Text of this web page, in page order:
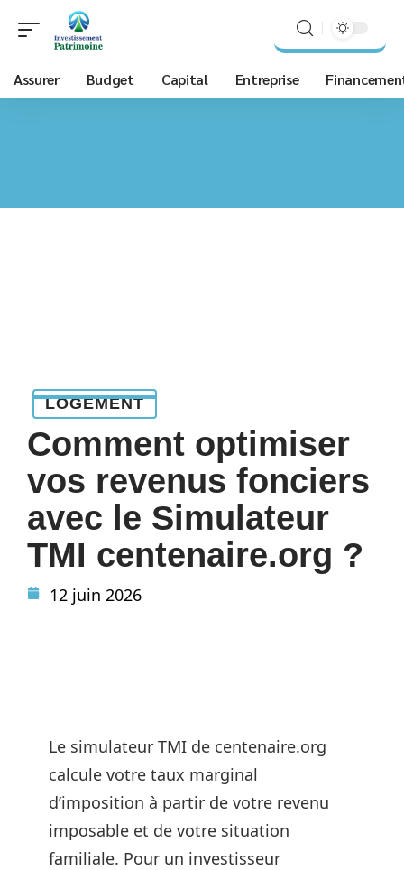
Assurer Budget Capital Entreprise
LOGEMENT
Comment optimiser
vos revenus fonciers
avec le Simulateur
TMI centenaire.org ?
12 juin 2026
Le simulateur TMI de centenaire.org
calcule votre taux marginal
d’imposition à partir de votre revenu
imposable et de votre situation
familiale. Pour un investisseur